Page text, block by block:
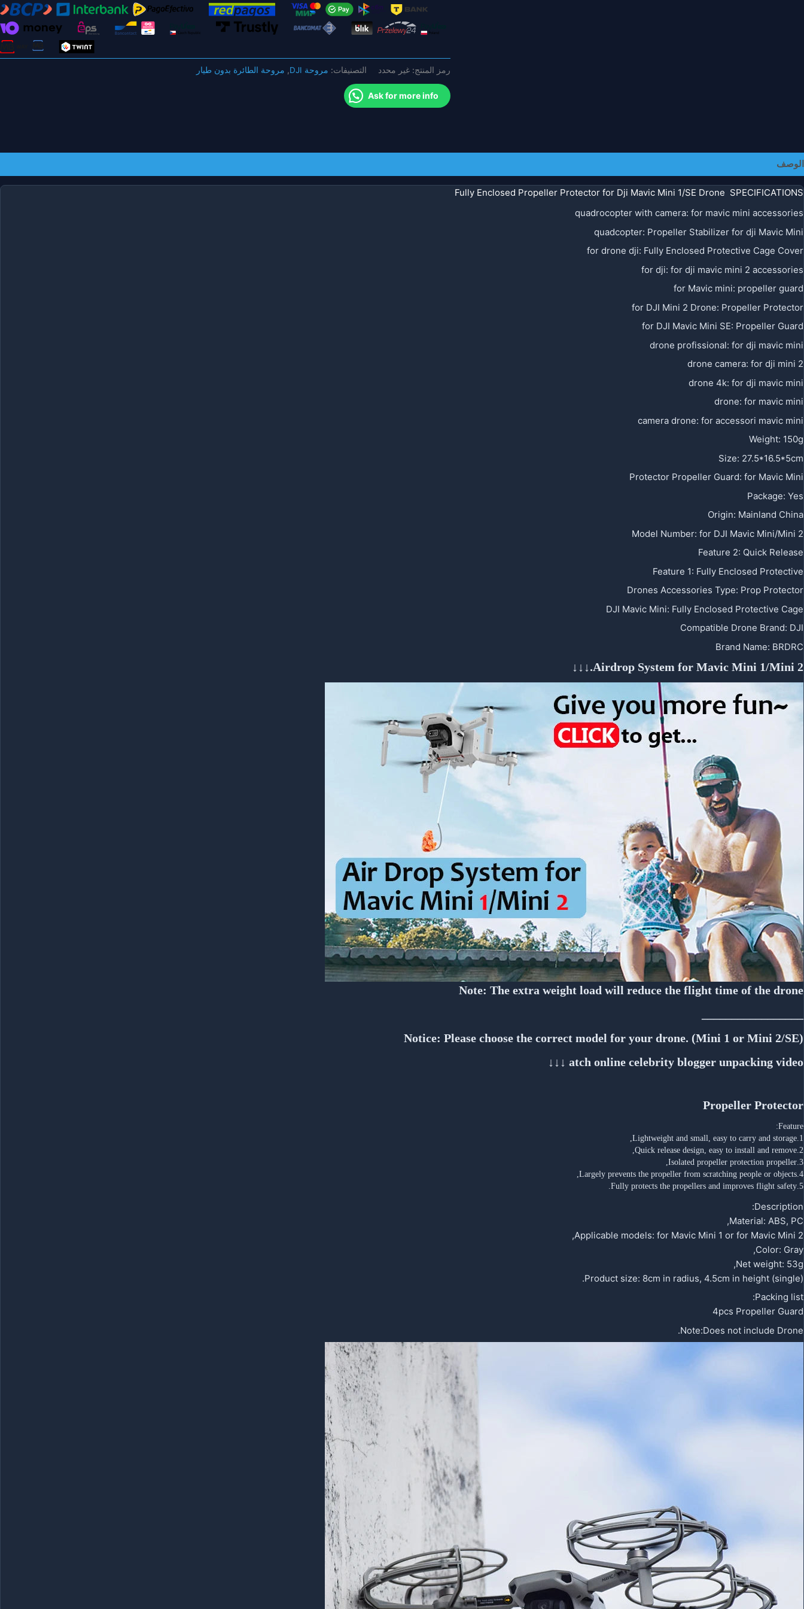
المروحة
الدعائم
مروحة
لملحقات
mavic
رمز المنتج:غير محدد التصنيفات: مروحة DJI , مروحة الطائرة بدون طيار
Ask for more info
الوصف
Fully Enclosed Propeller Protector for Dji Mavic Mini 1/SE Drone SPECIFICATIONS
quadrocopter with camera: for mavic mini accessories
quadcopter: Propeller Stabilizer for dji Mavic Mini
for drone dji: Fully Enclosed Protective Cage Cover
for dji: for dji mavic mini 2 accessories
for Mavic mini: propeller guard
for DJI Mini 2 Drone: Propeller Protector
for DJI Mavic Mini SE: Propeller Guard
drone profissional: for dji mavic mini
drone camera: for dji mini 2
drone 4k: for dji mavic mini
drone: for mavic mini
camera drone: for accessori mavic mini
Weight: 150g
Size: 27.5*16.5*5cm
Protector Propeller Guard: for Mavic Mini
Package: Yes
Origin: Mainland China
Model Number: for DJI Mavic Mini/Mini 2
Feature 2: Quick Release
Feature 1: Fully Enclosed Protective
Drones Accessories Type: Prop Protector
DJI Mavic Mini: Fully Enclosed Protective Cage
Compatible Drone Brand: DJI
Brand Name: BRDRC
Airdrop System for Mavic Mini 1/Mini 2.↓↓↓
Note: The extra weight load will reduce the flight time of the drone
Notice: Please choose the correct model for your drone. (Mini 1 or Mini 2/SE)
atch online celebrity blogger unpacking video ↓↓↓
Propeller Protector
Feature:
1.Lightweight and small, easy to carry and storage,
2.Quick release design, easy to install and remove,
3.Isolated propeller protection propeller,
4.Largely prevents the propeller from scratching people or objects,
5.Fully protects the propellers and improves flight safety.
Description:
Material: ABS, PC,
Applicable models: for Mavic Mini 1 or for Mavic Mini 2,
Color: Gray,
Net weight: 53g,
Product size: 8cm in radius, 4.5cm in height (single).
Packing list:
4pcs Propeller Guard
Note:Does not include Drone.